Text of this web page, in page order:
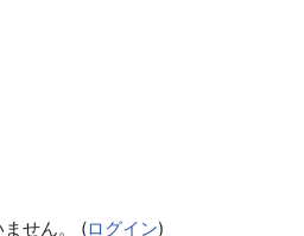
せん。 (ログイン)